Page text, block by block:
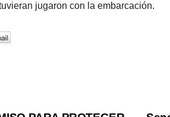
jugaron con la embarcación.